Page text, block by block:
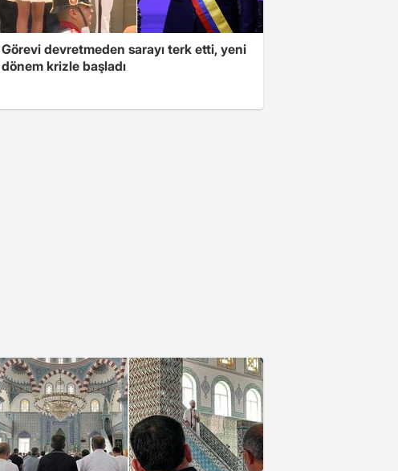
Görevi devretmeden sarayı terk etti, yeni
dönem krizle başladı